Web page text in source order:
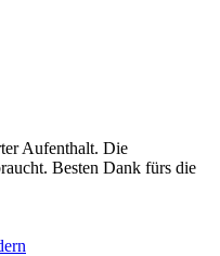
Aufenthalt. Die
Besten Dank fürs die